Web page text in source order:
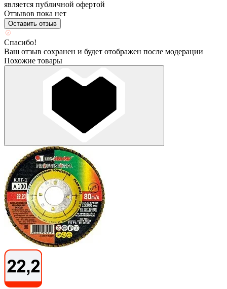
является публичной офертой
Отзывов пока нет
Оставить отзыв
Спасибо!
Ваш отзыв сохранен и будет отображен после модерации
Похожие товары